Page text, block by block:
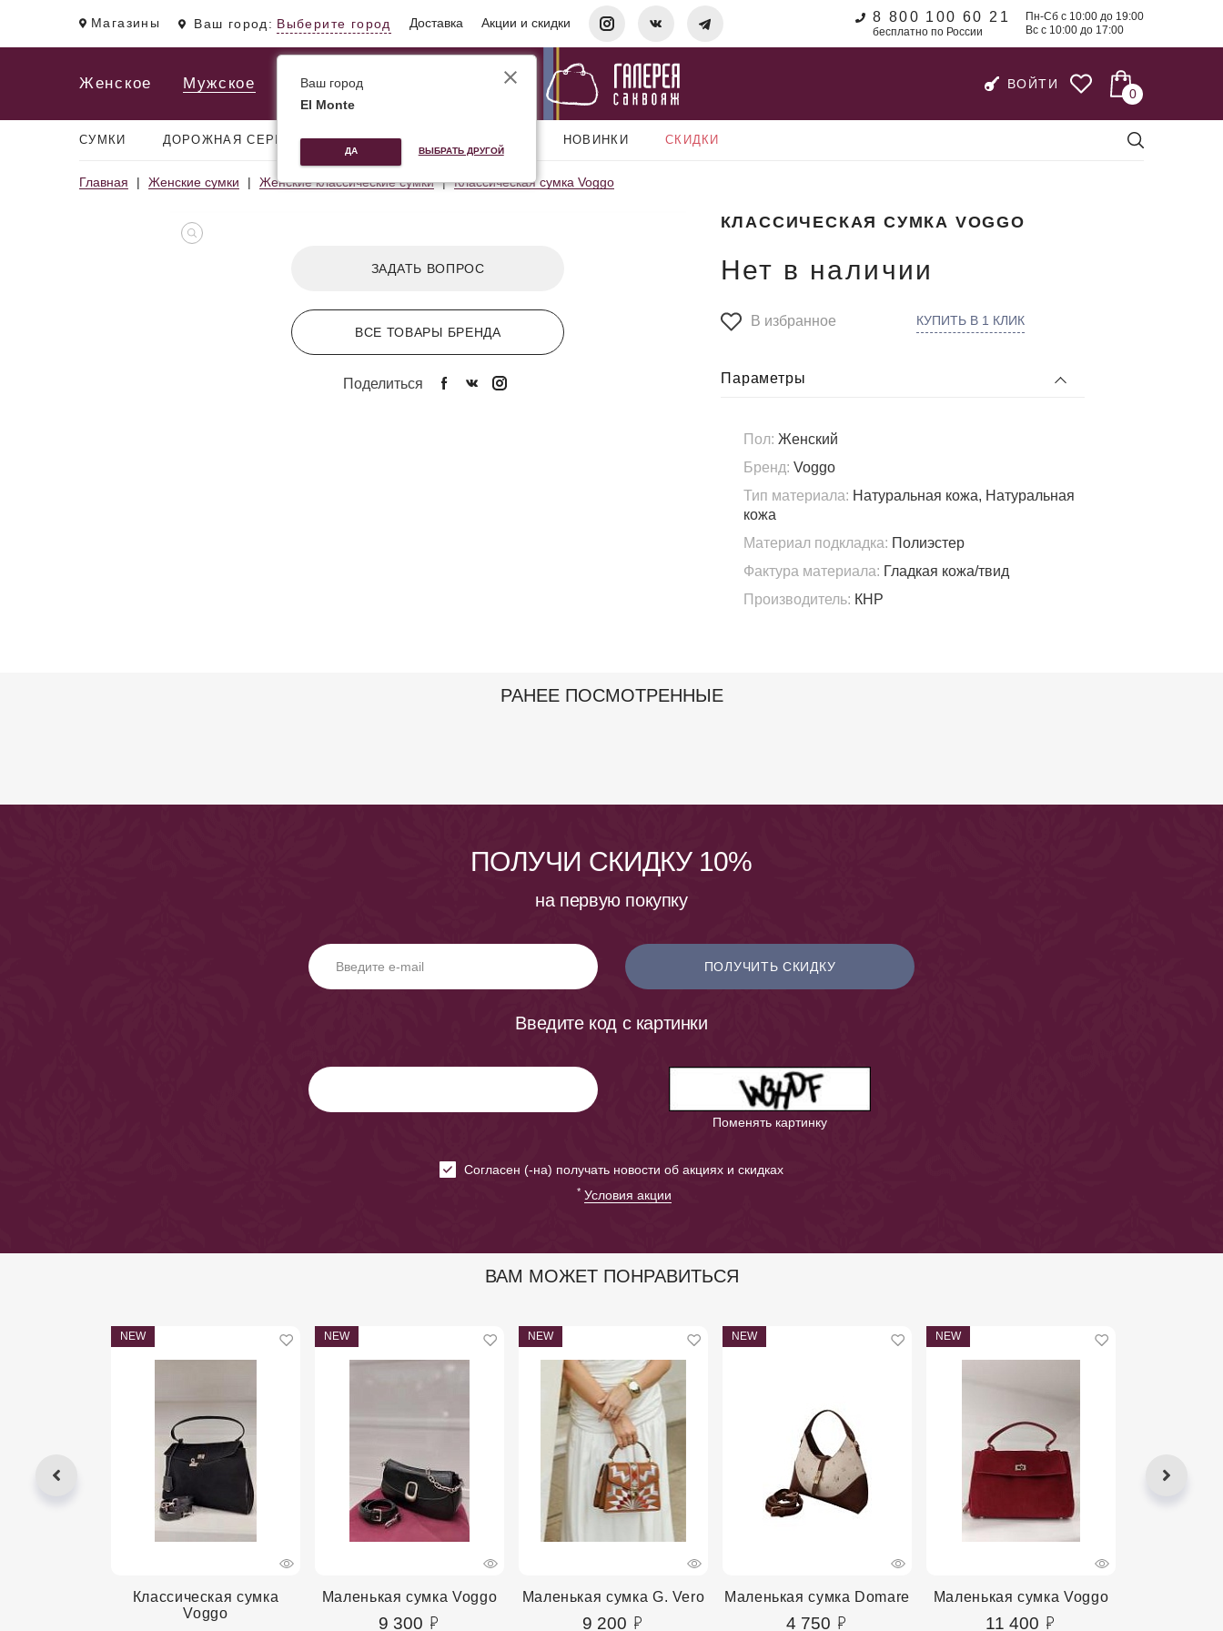
Магазины Ваш город: Выберите город Доставка Акции и скидки 8 800 100 60 21
бесплатно по России
Пн-Сб с 10:00 до 19:00
Вс с 10:00 до 17:00
Женское Мужское ВОЙТИ
0
СУМКИ ДОРОЖНАЯ СЕРИЯ РЮКЗАКИ НОВИНКИ СКИДКИ
Главная Женские сумки Женские классические сумки Классическая сумка Voggo
ЗАДАТЬ ВОПРОС
ВСЕ ТОВАРЫ БРЕНДА
Поделиться
КЛАССИЧЕСКАЯ СУМКА VOGGO
Нет в наличии
В избранное КУПИТЬ В 1 КЛИК
Параметры
Пол: Женский
Бренд: Voggo
Тип материала: Натуральная кожа, Натуральная
кожа
Материал подкладка: Полиэстер
Фактура материала: Гладкая кожа/твид
Производитель: КНР
РАНЕЕ ПОСМОТРЕННЫЕ
ПОЛУЧИ СКИДКУ 10%
на первую покупку
ПОЛУЧИТЬ СКИДКУ
Введите код с картинки
Поменять картинку
Cогласен (-на) получать новости об акциях и скидках
* Условия акции
ВАМ МОЖЕТ ПОНРАВИТЬСЯ
NEW
Классическая сумка
Voggo
NEW
Маленькая сумка Voggo
9 300
NEW
Маленькая сумка G. Vero
9 200
NEW
Маленькая сумка Domare
4 750
NEW
Маленькая сумка Voggo
11 400
Ваш город
El Monte
ДА ВЫБРАТЬ ДРУГОЙ